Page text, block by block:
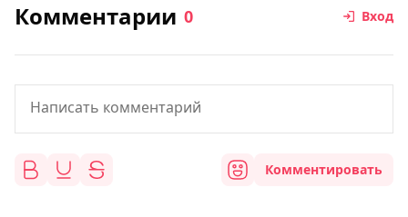
Комментарии 0 Вход
Комментировать